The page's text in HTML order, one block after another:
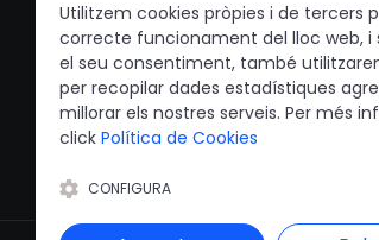
Utilitzem cookies pròpies i de tercers
correcte funcionament del lloc web, i
el seu consentiment, també
per recopilar dades estadístiques
millorar els nostres serveis. Per més
click Política de Cookies
CONFIGURA